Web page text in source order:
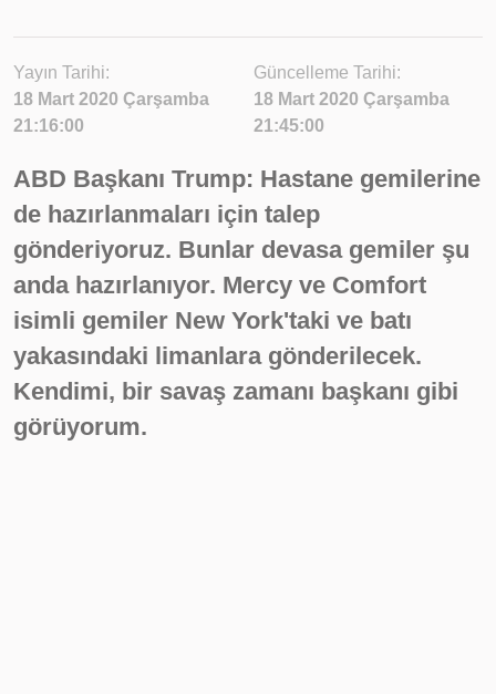
Yayın Tarihi:
18 Mart 2020 Çarşamba
21:16:00
Güncelleme Tarihi:
18 Mart 2020 Çarşamba
21:45:00
ABD Başkanı Trump: Hastane gemilerine
de hazırlanmaları için talep
gönderiyoruz. Bunlar devasa gemiler şu
anda hazırlanıyor. Mercy ve Comfort
isimli gemiler New York'taki ve batı
yakasındaki limanlara gönderilecek.
Kendimi, bir savaş zamanı başkanı gibi
görüyorum.